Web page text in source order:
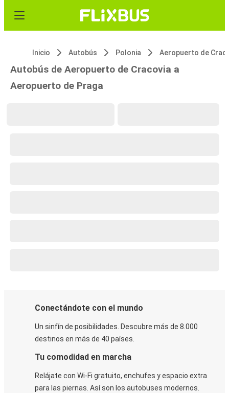
Inicio Autobús Polonia
Autobús de Aeropuerto de Cracovia a
Aeropuerto de Praga
Conectándote con el mundo
Un sinfín de posibilidades. Descubre más de 8.000
destinos en más de 40 países.
Tu comodidad en marcha
Relájate con Wi-Fi gratuito, enchufes y espacio extra
para las piernas. Así son los autobuses modernos.